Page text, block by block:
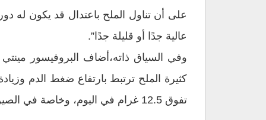
على أن تناول الملح باعتدال قد يكون له
عالية جدًا أو قليلة جدًا”.
وفي السياق ذاته،أضاف البروفيسور
كثيرة الملح ترتبط بارتفاع ضغط الدم
تفوق 12.5 غرام في اليوم، وخاصة في الصين، حيث تُستخدَم صلصة الصويا على نطاق واسع.